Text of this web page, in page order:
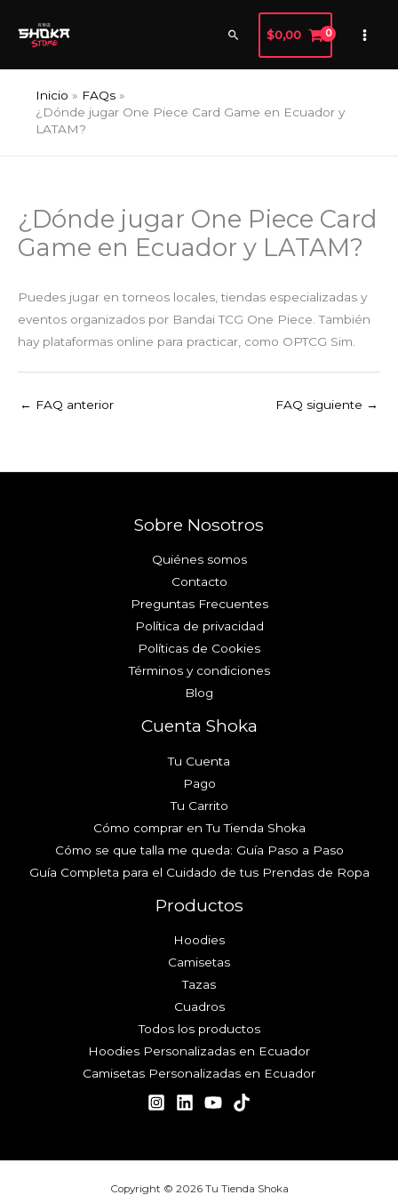
Buscar
$0,00
Inicio
FAQs
¿Dónde jugar One Piece Card Game en Ecuador y
LATAM?
¿Dónde jugar One Piece Card
Game en Ecuador y LATAM?
Puedes jugar en torneos locales, tiendas especializadas y
eventos organizados por Bandai TCG One Piece. También
hay plataformas online para practicar, como OPTCG Sim.
← FAQ anterior FAQ siguiente →
Sobre Nosotros
Quiénes somos
Contacto
Preguntas Frecuentes
Política de privacidad
Políticas de Cookies
Términos y condiciones
Blog
Cuenta Shoka
Tu Cuenta
Pago
Tu Carrito
Cómo comprar en Tu Tienda Shoka
Cómo se que talla me queda: Guía Paso a Paso
Guía Completa para el Cuidado de tus Prendas de Ropa
Productos
Hoodies
Camisetas
Tazas
Cuadros
Todos los productos
Hoodies Personalizadas en Ecuador
Camisetas Personalizadas en Ecuador
Copyright © 2026 Tu Tienda Shoka